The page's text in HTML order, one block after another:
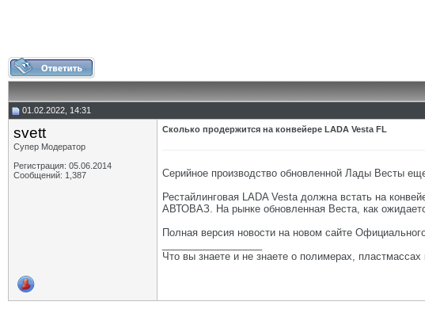
01.02.2022, 14:31
svett
Супер Модератор
Регистрация: 05.06.2014
Сообщений: 1,387
Сколько продержится на конвейере LADA Vesta FL
Серийное производство обновленной Лады Весты
Рестайлинговая LADA Vesta должна встать на
АВТОВАЗ. На рынке обновленная Веста, как
Полная версия новости на новом сайте
Что вы знаете и не знаете о полимерах,